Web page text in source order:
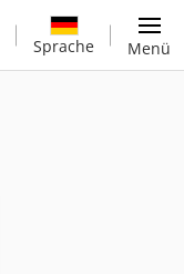
Sprache Menü